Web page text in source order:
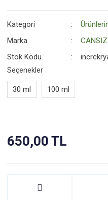
Kategori
Marka
Stok Kodu
Seçenekler
30 ml 100 ml
650,00 TL